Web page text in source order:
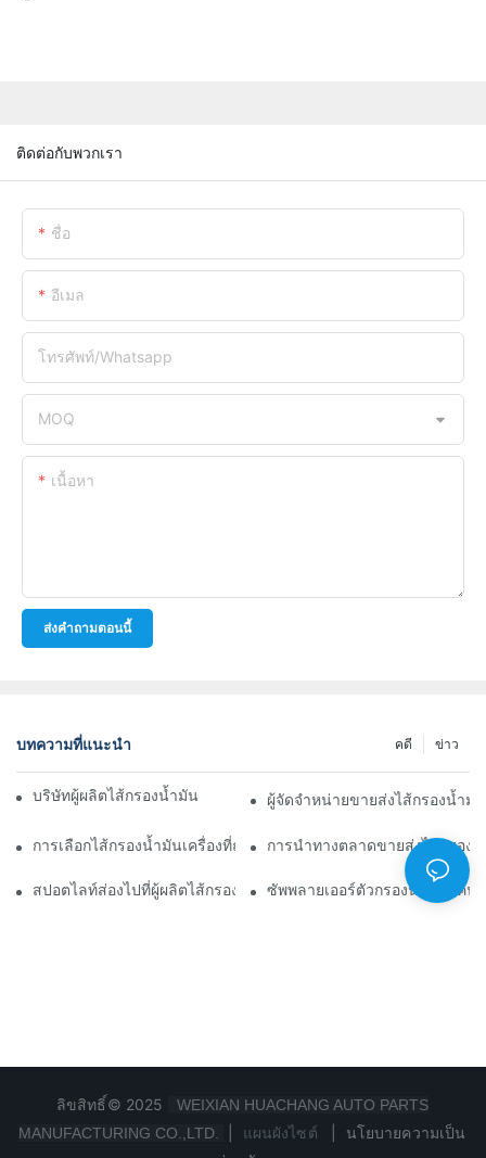
ติดต่อกับพวกเรา
ชื่อ
อีเมล
โทรศัพท์/whatsapp
MOQ
เนื้อหา
ส่งคำถามตอนนี้
บทความที่แนะนำ ข่าว
คดี
บริษัทผู้ผลิตไส้กรองน้ำมันชั้นนำ: ภาพรวมที่ครอบคลุม
ผู้จัดจำหน่ายขายส่งไส้กรองน้ำมั
การเลือกไส้กรองน้ำมันเครื่องที่ถูกต้องสำหรับรุ่นรถของคุณ: ข้อควร
การนำทางตลาดขายส่งไส้กรอง
สปอตไลท์ส่องไปที่ผู้ผลิตไส้กรองน้ำมันชั้นนำและนวัตกรรมของพวกเ
ซัพพลายเออร์ตัวกรองน้ำมัน: ค้
ลิขสิทธิ์© 2025
WEIXIAN HUACHANG AUTO PARTS
MANUFACTURING CO.,LTD.
แผนผังไซต์
นโยบายความเป็น